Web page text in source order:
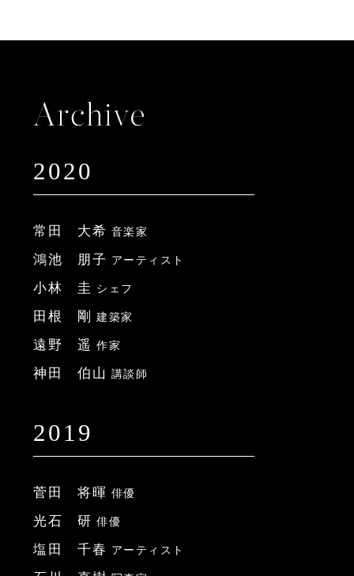
2020
常田 大希音楽家
鴻池 朋子 アーティスト
小林 圭 シェフ
田根 剛建築家
遠野 遥作家
神田 伯山講談師
2019
菅田 将暉俳優
光石 研俳優
塩田 千春 アーティスト